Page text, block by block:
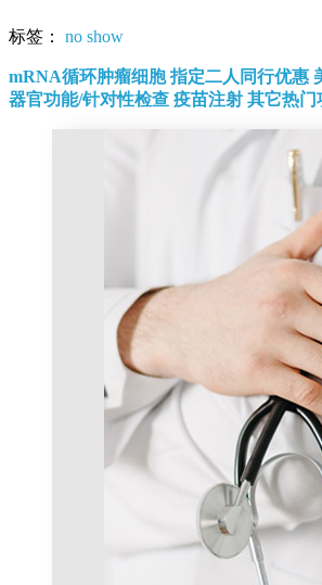
标签： no show
mRNA循环肿瘤细胞 指定二人同行优惠
器官功能/针对性检查 疫苗注射 其它热门